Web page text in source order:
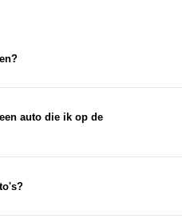
als aanbetaling voor je
auto die ik op de
chat op onze website